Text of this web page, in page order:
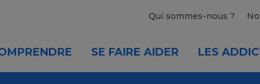
Qui sommes-nous ?
SE FAIRE AIDER LES